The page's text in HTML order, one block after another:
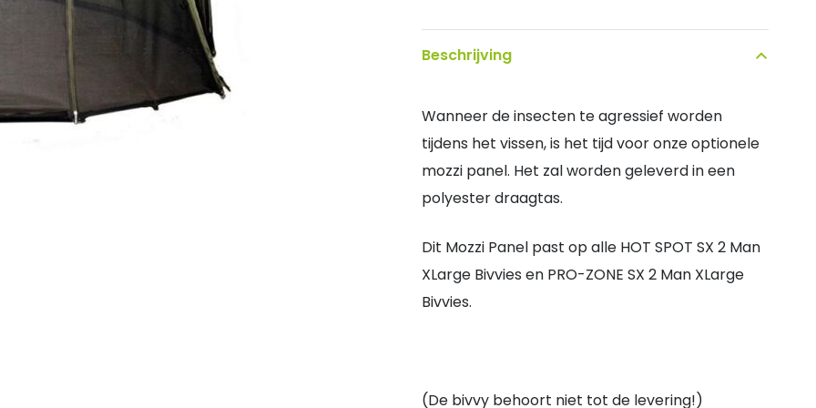
of
Pro-
SX
Mozzi
panel
quantity
Beschrijving
Wanneer de insecten te agressief worden
tijdens het vissen, is het tijd voor onze optionele
mozzi panel. Het zal worden geleverd in een
polyester draagtas.
Dit Mozzi Panel past op alle HOT SPOT SX 2 Man
XLarge Bivvies en PRO-ZONE SX 2 Man XLarge
Bivvies.
(De bivvy behoort niet tot de levering!)